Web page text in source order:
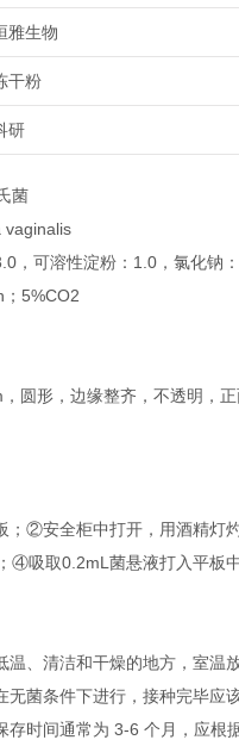
雅生物
干粉
研
菌
vaginalis
，可溶性淀粉：1.0，氯化
5%CO2
圆形，边缘整齐，不透明，
②安全柜中打开，用酒精灯
④吸取0.2mL菌悬液打入平板
温、清洁和干燥的地方，室温
无菌条件下进行，接种完毕应
存时间通常为 3-6 个月，应